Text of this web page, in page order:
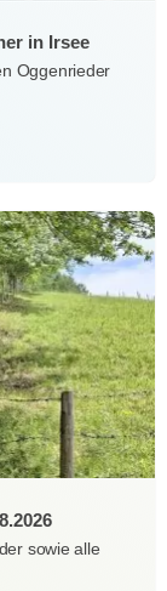
in Irsee
Oggenrieder
sowie alle